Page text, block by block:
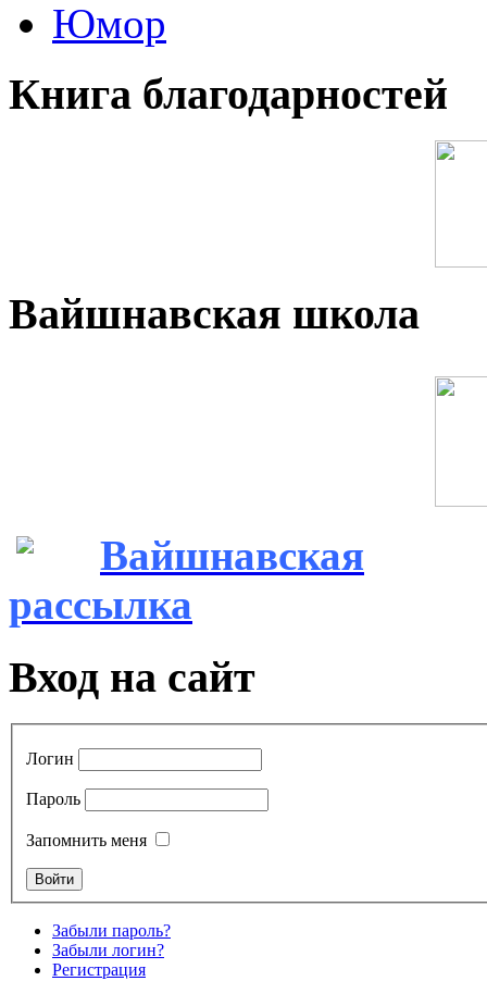
Юмор
Книга благодарностей
Вайшнавская школа
Вайшнавская
рассылка
Вход на сайт
Логин
Пароль
Запомнить меня
Забыли пароль?
Забыли логин?
Регистрация